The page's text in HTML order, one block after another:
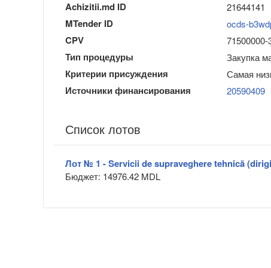
Achizitii.md ID 21644141
MTender ID ocds-
CPV
Тип процедуры Закупка
Критерии присуждения Самая
Источники финансирования 20590409
Список лотов
Лот № 1 - Servicii de supraveghere tehnică
Бюджет: 14976.42 MDL